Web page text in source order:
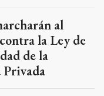
al
la Ley de
de la